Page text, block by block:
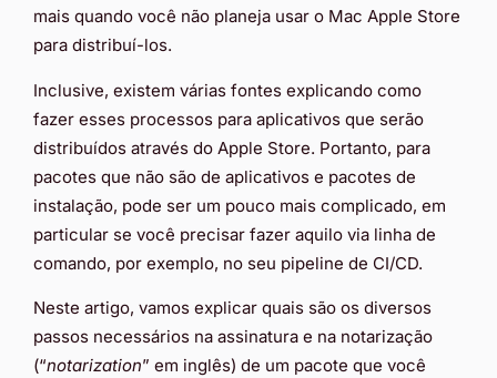
mais quando você não planeja usar o Mac Apple Store
para distribuí-los.
Inclusive, existem várias fontes explicando como
fazer esses processos para aplicativos que serão
distribuídos através do Apple Store. Portanto, para
pacotes que não são de aplicativos e pacotes de
instalação, pode ser um pouco mais complicado, em
particular se você precisar fazer aquilo via linha de
comando, por exemplo, no seu pipeline de CI/CD.
Neste artigo, vamos explicar quais são os diversos
passos necessários na assinatura e na notarização
(“notarization” em inglês) de um pacote que você